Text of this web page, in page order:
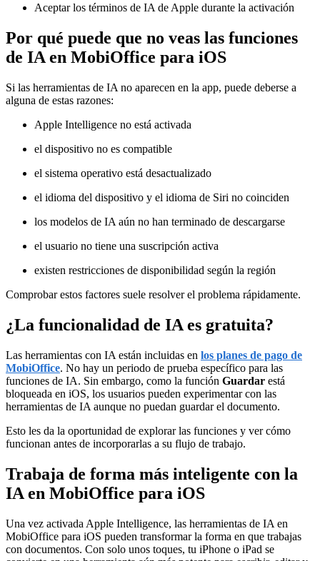
Aceptar los términos de IA de Apple durante la activación
Por qué puede que no veas las funciones
de IA en MobiOffice para iOS
Si las herramientas de IA no aparecen en la app, puede deberse a
alguna de estas razones:
Apple Intelligence no está activada
el dispositivo no es compatible
el sistema operativo está desactualizado
el idioma del dispositivo y el idioma de Siri no coinciden
los modelos de IA aún no han terminado de descargarse
el usuario no tiene una suscripción activa
existen restricciones de disponibilidad según la región
Comprobar estos factores suele resolver el problema rápidamente.
¿La funcionalidad de IA es gratuita?
Las herramientas con IA están incluidas en los planes de pago de
MobiOffice. No hay un periodo de prueba específico para las
funciones de IA. Sin embargo, como la función Guardar está
bloqueada en iOS, los usuarios pueden experimentar con las
herramientas de IA aunque no puedan guardar el documento.
Esto les da la oportunidad de explorar las funciones y ver cómo
funcionan antes de incorporarlas a su flujo de trabajo.
Trabaja de forma más inteligente con la
IA en MobiOffice para iOS
Una vez activada Apple Intelligence, las herramientas de IA en
MobiOffice para iOS pueden transformar la forma en que trabajas
con documentos. Con solo unos toques, tu iPhone o iPad se